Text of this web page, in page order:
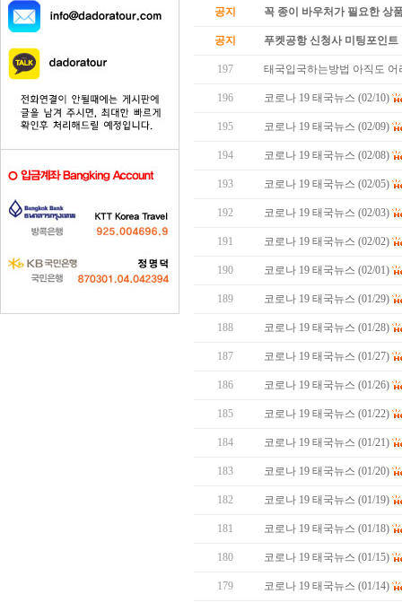
공지 꼭 종이 바우처가 필요한 상
공지 푸켓공항 신청사 미팅포인트
197 태국입국하는방법 아직도 어
196 코로나 19 태국뉴스 (02/10)
195 코로나 19 태국뉴스 (02/09)
194 코로나 19 태국뉴스 (02/08)
193 코로나 19 태국뉴스 (02/05)
192 코로나 19 태국뉴스 (02/03)
191 코로나 19 태국뉴스 (02/02)
190 코로나 19 태국뉴스 (02/01)
189 코로나 19 태국뉴스 (01/29)
188 코로나 19 태국뉴스 (01/28)
187 코로나 19 태국뉴스 (01/27)
186 코로나 19 태국뉴스 (01/26)
185 코로나 19 태국뉴스 (01/22)
184 코로나 19 태국뉴스 (01/21)
183 코로나 19 태국뉴스 (01/20)
182 코로나 19 태국뉴스 (01/19)
181 코로나 19 태국뉴스 (01/18)
180 코로나 19 태국뉴스 (01/15)
179 코로나 19 태국뉴스 (01/14)